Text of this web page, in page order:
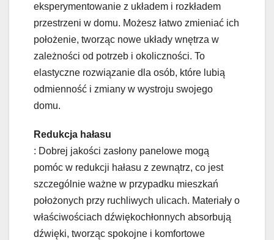
eksperymentowanie z układem i rozkładem
przestrzeni w domu. Możesz łatwo zmieniać ich
położenie, tworząc nowe układy wnętrza w
zależności od potrzeb i okoliczności. To
elastyczne rozwiązanie dla osób, które lubią
odmienność i zmiany w wystroju swojego
domu.
Redukcja hałasu
: Dobrej jakości zasłony panelowe mogą
pomóc w redukcji hałasu z zewnątrz, co jest
szczególnie ważne w przypadku mieszkań
położonych przy ruchliwych ulicach. Materiały o
właściwościach dźwiękochłonnych absorbują
dźwięki, tworząc spokojne i komfortowe